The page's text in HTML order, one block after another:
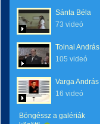
Sánta Béla
73 videó
Tolnai András
105 videó
Varga András
16 videó
Böngéssz a galériák